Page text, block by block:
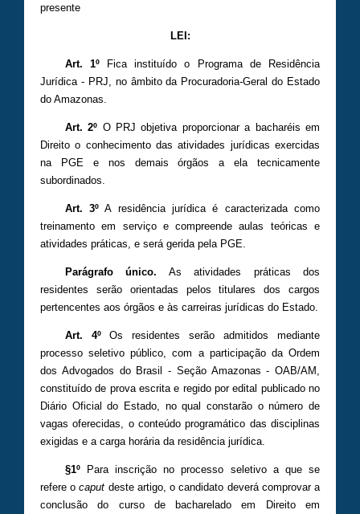
presente
LEI:
Art. 1ºFica instituído o Programa de Residência
Jurídica - PRJ, no âmbito da Procuradoria-Geral do Estado
do Amazonas.
Art. 2º O PRJ objetiva proporcionar a bacharéis em
Direito o conhecimento das atividades jurídicas exercidas
na PGE e nos demais órgãos a ela tecnicamente
subordinados.
Art. 3º A residência jurídica é caracterizada como
treinamento em serviço e compreende aulas teóricas e
atividades práticas, e será gerida pela PGE.
Parágrafo único. As atividades práticas dos
residentes serão orientadas pelos titulares dos cargos
pertencentes aos órgãos e às carreiras jurídicas do Estado.
Art. 4ºOs residentes serão admitidos mediante
processo seletivo público, com a participação da Ordem
dos Advogados do Brasil - Seção Amazonas - OAB/AM,
constituído de prova escrita e regido por edital publicado no
Diário Oficial do Estado, no qual constarão o número de
vagas oferecidas, o conteúdo programático das disciplinas
exigidas e a carga horária da residência jurídica.
§1ºPara inscrição no processo seletivo a que se
refere ocaput deste artigo, o candidato deverá comprovar a
conclusão do curso de bacharelado em Direito em